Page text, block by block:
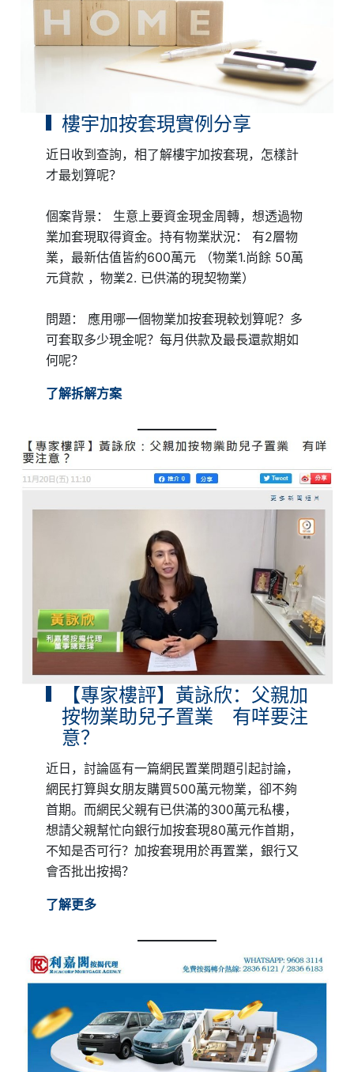
樓宇加按套現實例分享
近日收到查詢，相了解樓宇加按套現，怎樣計
才最划算呢？
個案背景： 生意上要資金現金周轉，想透過物
業加套現取得資金。持有物業狀況： 有2層物
業，最新估值皆約600萬元 （物業1.尚餘 50萬
元貸款 ，物業2. 已供滿的現契物業）
問題： 應用哪一個物業加按套現較划算呢？多
可套取多少現金呢？每月供款及最長還款期如
何呢？
了解拆解方案
【專家樓評】黃詠欣：父親加
按物業助兒子置業 有咩要注
意？
近日，討論區有一篇網民置業問題引起討論，
網民打算與女朋友購買500萬元物業，卻不夠
首期。而網民父親有已供滿的300萬元私樓，
想請父親幫忙向銀行加按套現80萬元作首期，
不知是否可行？加按套現用於再置業，銀行又
會否批出按揭？
了解更多